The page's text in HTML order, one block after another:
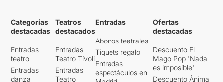
Categorías
destacadas
Entradas
teatro
Entradas
danza
Teatros
destacados
Entradas
Teatro Tívoli
Entradas
Teatro
Entradas
Abonos teatrales
Tiquets regalo
Entradas
espectáculos en
Ofertas
destacadas
Descuento El
Mago Pop 'Nada
es imposible'
Descuento Ànima